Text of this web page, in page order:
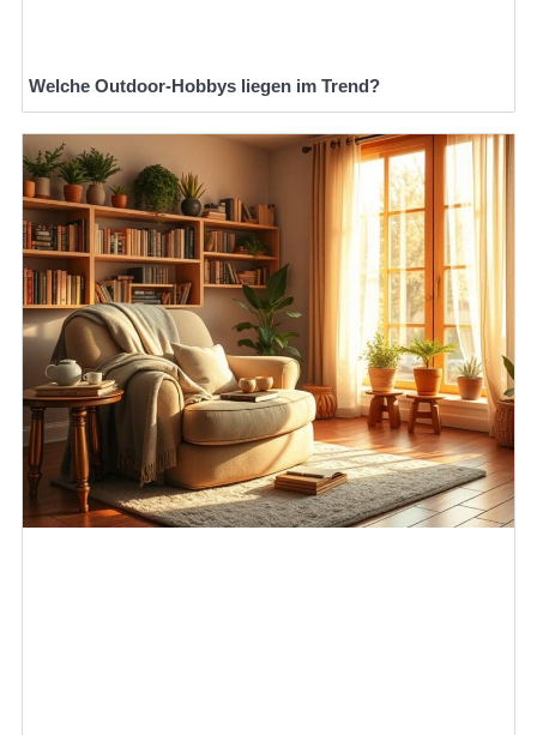
Welche Outdoor-Hobbys liegen im Trend?